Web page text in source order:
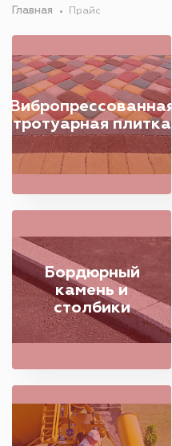
Главная Прайс
Вибропрессованная
тротуарная плитка
Бордюрный
камень и
столбики